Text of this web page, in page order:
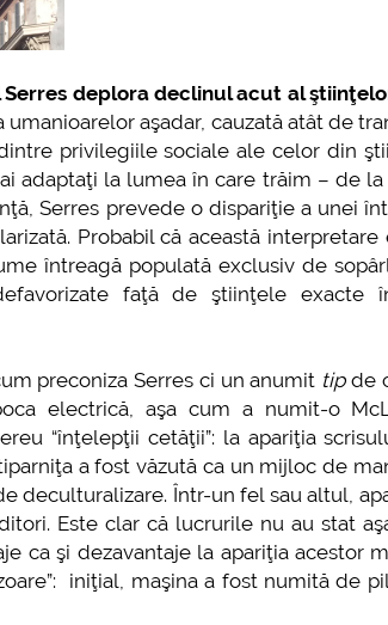
GEOGRAFIC AL ROMANIEI
Serres deplora declinul acut al
umanioarelor aşadar, cauzată atât de
privilegiile sociale ale celor din
adaptaţi la lumea în care trăim – de
Serres prevede o dispariţie a unei
Probabil că această interpretare
întreagă populată exclusiv de
faţă de ştiinţele exacte
preconiza Serres ci un anumit tipde
electrică, aşa cum a numit-o
“înţelepţii cetăţii”: la apariţia
a fost văzută ca un mijloc de
deculturalizare. Într-un fel sau altul,
Este clar că lucrurile nu au stat
ca şi dezavantaje la apariţia acestor
iniţial, maşina a fost numită de
mai